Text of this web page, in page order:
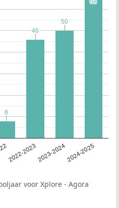
2022-20232023-20242024-2025
8
8
46
46
50
50
68
68
voor Xplore - Agora